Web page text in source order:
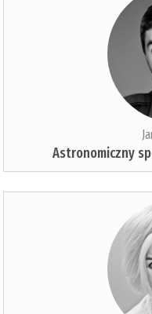
Astronomiczny